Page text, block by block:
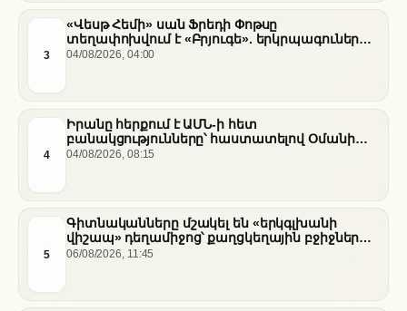
3
«Վեսթ Հեմի» սան Ֆրեդի Փոթսը
տեղափոխվում է «Բրյուգե». երկրպագուների
դժգոհությունը և ակումբի ռազմավարությունը
04/08/2026, 04:00
4
Իրանը հերքում է ԱՄՆ-ի հետ
բանակցությունները՝ հաստատելով Օմանի
միջնորդությամբ քննարկումները Հորմուզի
04/08/2026, 08:15
5
Գիտնականները մշակել են «երկգլխանի
վիշապ» դեղամիջոց՝ քաղցկեղային բջիջները
սովամահ անելու համար
06/08/2026, 11:45